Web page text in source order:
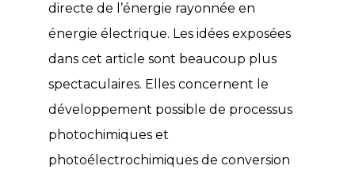
directe de l’énergie rayonnée en
énergie électrique. Les idées exposées
dans cet article sont beaucoup plus
spectaculaires. Elles concernent le
développement possible de processus
photochimiques et
photoélectrochimiques de conversion